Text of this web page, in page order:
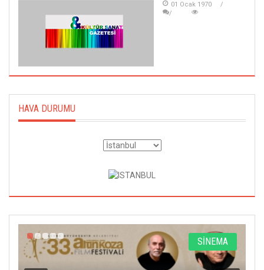
01 Ocak 1970
HAVA DURUMU
SİNEMA